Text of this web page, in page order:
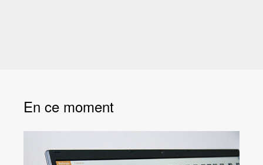
En ce moment